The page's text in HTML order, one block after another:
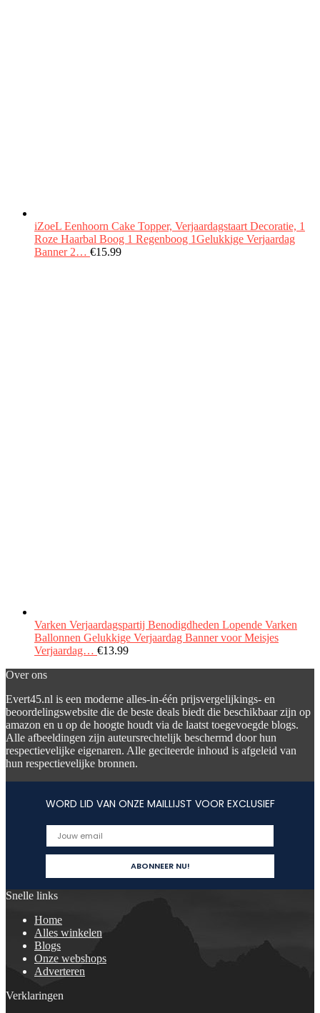
iZoeL Eenhoorn Cake Topper, Verjaardagstaart Decoratie, 1
Roze Haarbal Boog 1 Regenboog 1Gelukkige Verjaardag
Banner 2… €15.99
Varken Verjaardagspartij Benodigdheden Lopende Varken
Ballonnen Gelukkige Verjaardag Banner voor Meisjes
Verjaardag… €13.99
Over ons
Evert45.nl is een moderne alles-in-één prijsvergelijkings- en
beoordelingswebsite die de beste deals biedt die beschikbaar zijn op
amazon en u op de hoogte houdt via de laatst toegevoegde blogs.
Alle afbeeldingen zijn auteursrechtelijk beschermd door hun
respectievelijke eigenaren. Alle geciteerde inhoud is afgeleid van
hun respectievelijke bronnen.
WORD LID VAN ONZE MAILLIJST VOOR EXCLUSIEF
Snelle links
Home
Alles winkelen
Blogs
Onze webshops
Adverteren
Verklaringen